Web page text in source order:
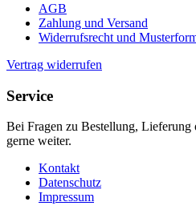
AGB
Zahlung und Versand
Widerrufsrecht und
Vertrag widerrufen
Service
Bei Fragen zu Bestellung,
gerne weiter.
Kontakt
Datenschutz
Impressum